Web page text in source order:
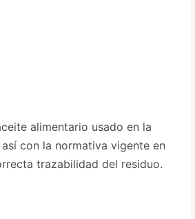
alimentario usado en la
con la normativa vigente en
trazabilidad del residuo.